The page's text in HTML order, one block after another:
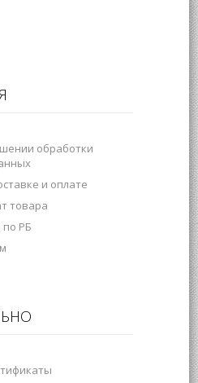
обработки
и оплате
товара
по РБ